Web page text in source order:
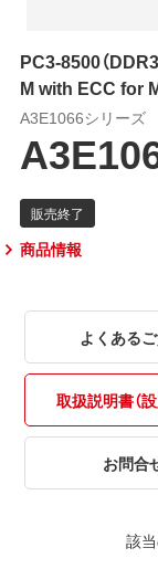
PC3-8500（
M with ECC for
A3E1066シリーズ
商品情報
よくある
取扱説明書（
お問合
該